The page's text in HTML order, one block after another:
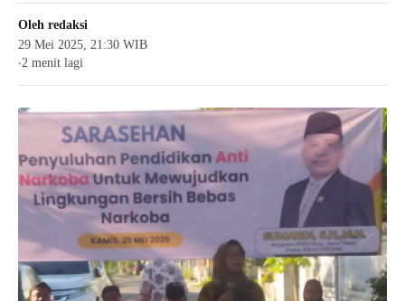
Oleh redaksi
29 Mei 2025, 21:30 WIB
●2 menit lagi